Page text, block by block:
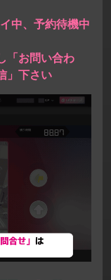
中、予約待機中
「お問い合わ
」下さい